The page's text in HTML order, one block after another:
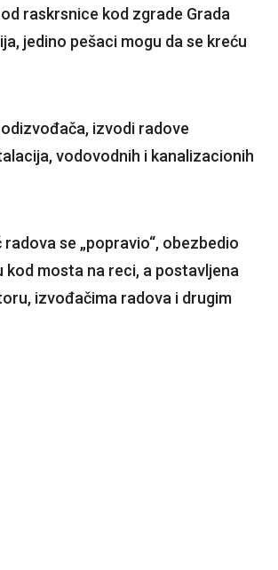
raskrsnice kod zgrade Grada
jedino pešaci mogu da se kreću
izvodi radove
vodovodnih i kanalizacionih
se „popravio“, obezbedio
kod mosta na reci, a postavljena
izvođačima radova i drugim